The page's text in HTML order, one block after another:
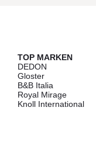
TOP MARKEN
DEDON
Gloster
B&B Italia
Royal Mirage
Knoll International